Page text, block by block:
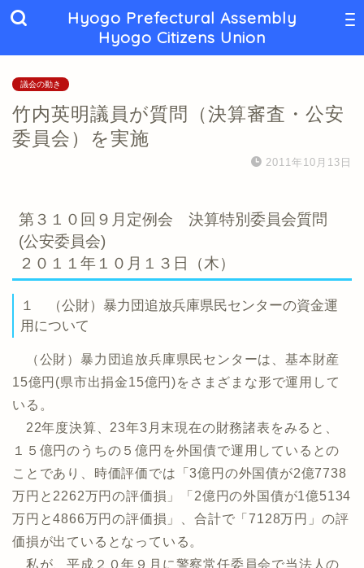
Hyogo Prefectural Assembly
Hyogo Citizens Union
議会の動き
竹内英明議員が質問（決算審査・公安
委員会）を実施
2011年10月13日
第３１０回９月定例会 決算特別委員会質問
(公安委員会)
２０１１年１０月１３日（木）
１ （公財）暴力団追放兵庫県民センターの資金運
用について
（公財）暴力団追放兵庫県民センターは、基本財産
15億円(県市出捐金15億円)をさまざまな形で運用して
いる。
22年度決算、23年3月末現在の財務諸表をみると、
１５億円のうちの５億円を外国債で運用しているとの
ことであり、時価評価では「3億円の外国債が2億7738
万円と2262万円の評価損」「2億円の外国債が1億5134
万円と4866万円の評価損」、合計で「7128万円」の評
価損が出ているとなっている。
私が、平成２０年９月に警察常任委員会で当法人の